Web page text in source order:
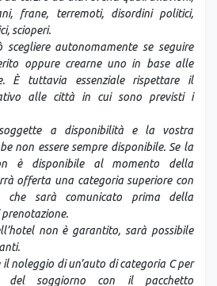
frane, terremoti, disordini politici,
scioperi.
scegliere autonomamente se seguire
oppure crearne uno in base alle
È tuttavia essenziale rispettare il
alle città in cui sono previsti i
a disponibilità e la vostra
non essere sempre disponibile. Se la
è disponibile al momento della
offerta una categoria superiore con
che sarà comunicato prima della
non è garantito, sarà possibile
noleggio di un’auto di categoria C per
del soggiorno con il pacchetto